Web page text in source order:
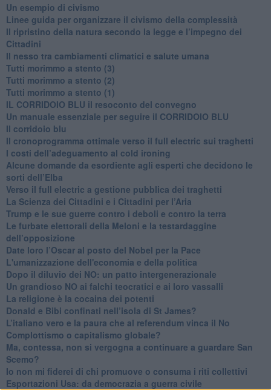
​Un esempio di civismo
​Linee guida per organizzare il civismo della complessità
​Il ripristino della natura secondo la legge e l’impegno dei
Cittadini
Il nesso tra cambiamenti climatici e salute umana
Tutti morimmo a stento (3)
Tutti morimmo a stento (2)
​Tutti morimmo a stento (1)
IL CORRIDOIO BLU il resoconto del convegno
Un manuale essenziale per seguire il CORRIDOIO BLU
Il corridoio blu
​Il cronoprogramma ottimale verso il full electric sui traghetti
​I costi dell’adeguamento al cold ironing
Alcune domande da esordiente agli esperti che decidono le
sorti dell’Elba
Verso il full electric a gestione pubblica dei traghetti​
​La Scienza dei Cittadini e i Cittadini per l’Aria
Trump e le sue guerre contro i deboli e contro la terra
​Le furbate elettorali della Meloni e la testardaggine
dell’opposizione
​Date loro l’Oscar al posto del Nobel per la Pace
L'umanizzazione dell'economia e della politica
​Dopo il diluvio dei NO: un patto intergenerazionale
​Un grandioso NO ai falchi teocratici e ai loro vassalli
La religione è la cocaina dei potenti
Donald e Bibi confinati nell’isola di St James?
L’italiano vero e la paura che al referendum vinca il No
​Complottismo o capitalismo globale?
​Ma, contessa, non si vergogna a continuare a guardare San
Scemo?
​Io non mi fiderei di chi promuove o consuma i riti collettivi
Esportazioni Usa: da democrazia a guerra civile